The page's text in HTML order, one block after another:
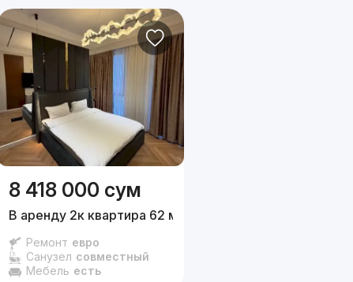
7/16 эт.
8 418 000 сум
В аренду 2к квартира 62 м²,
Ремонт евро
Санузел совместный
Мебель есть